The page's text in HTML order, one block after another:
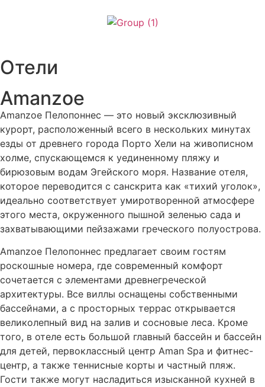
Центральная и южная америка
Ближний восток
Северная америка
АКТИВНЫЙ ОТДЫХ
ИСКУССТВО И КУЛЬТУРА
пляжный ОТДЫХ
городской туризм
КОРПОРАТИВНЫЕ КАНИКУЛЫ
СЕМЕЙНЫЕ ТУРЫ
свадебные туры
ЛЕЧЕБНО-ОЗДОРОВИТЕЛЬНЫЙ ТУРИЗМ
САФАРИ-ПУТЕШЕСТВИЯ
ГОРНОЛЫЖНЫЙ ТУРИЗМ
Отели
Amanzoe
Amanzoe Пелопоннес — это новый эксклюзивный
курорт, расположенный всего в нескольких минутах
езды от древнего города Порто Хели на живописном
холме, спускающемся к уединенному пляжу и
бирюзовым водам Эгейского моря. Название отеля,
которое переводится с санскрита как «тихий уголок»,
идеально соответствует умиротворенной атмосфере
этого места, окруженного пышной зеленью сада и
захватывающими пейзажами греческого полуострова.
Amanzoe Пелопоннес предлагает своим гостям
роскошные номера, где современный комфорт
сочетается с элементами древнегреческой
архитектуры. Все виллы оснащены собственными
бассейнами, а с просторных террас открывается
великолепный вид на залив и сосновые леса. Кроме
того, в отеле есть большой главный бассейн и бассейн
для детей, первоклассный центр Aman Spa и фитнес-
центр, а также теннисные корты и частный пляж.
Гости также могут насладиться изысканной кухней в